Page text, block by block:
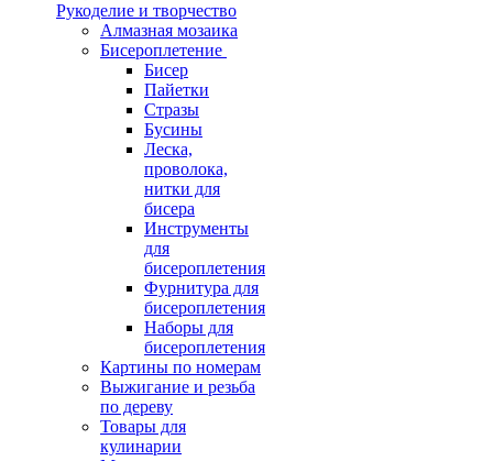
Рукоделие и творчество
Алмазная мозаика
Бисероплетение
Бисер
Пайетки
Стразы
Бусины
Леска,
проволока,
нитки для
бисера
Инструменты
для
бисероплетения
Фурнитура для
бисероплетения
Наборы для
бисероплетения
Картины по номерам
Выжигание и резьба
по дереву
Товары для
кулинарии